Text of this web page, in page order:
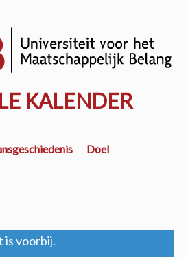
KALENDER
Doel
is voorbij.